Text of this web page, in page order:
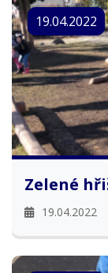
19.04.2022
Zelené
19.04.2022